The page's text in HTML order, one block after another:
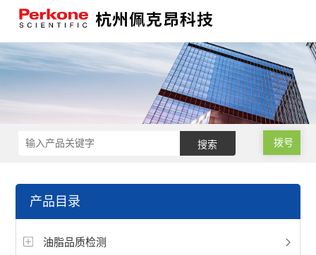
拨号
产品目录
油脂品质检测